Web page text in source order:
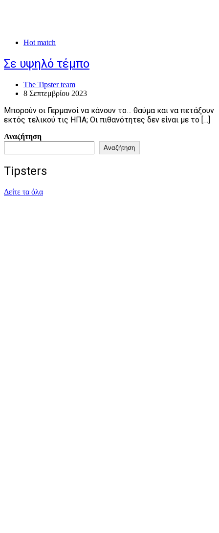
Hot match
Σε υψηλό τέμπο
The Tipster team
8 Σεπτεμβρίου 2023
Μπορούν οι Γερμανοί να κάνουν το… θαύμα και να πετάξουν
εκτός τελικού τις ΗΠΑ; Οι πιθανότητες δεν είναι με το […]
Αναζήτηση
Αναζήτηση
Tipsters
Δείτε τα όλα